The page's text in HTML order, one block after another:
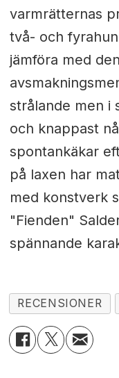
varmrätternas
två- och
jämföra med
strålande men i
och knappast
spontankäkar
på laxen har
med konstverk
"Fienden"
spännande
RECENSIONER